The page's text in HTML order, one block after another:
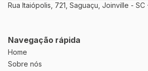
Rua Itaiópolis, 721, Saguaçu, Joinville - SC
Navegação rápida
Home
Sobre nós